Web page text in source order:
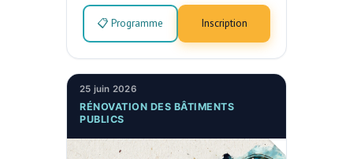
📋 Programme Inscription
25 juin 2026
RÉNOVATION DES BÂTIMENTS
PUBLICS